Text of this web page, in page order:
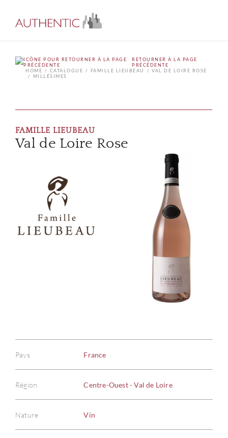
RETOURNER À LA PAGE
PRÉCÉDENTE
HOME
CATALOGUE FAMILLE LIEUBEAU
VAL DE LOIRE ROSE
MILLÉSIMES
FAMILLE LIEUBEAU
Val de Loire Rose
Pays France
Région Centre-Ouest - Val de Loire
Nature Vin